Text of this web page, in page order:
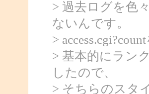
> 過去ログを色
ないんです。
>
> 基本的にラン
したので、
> そちらのスタ